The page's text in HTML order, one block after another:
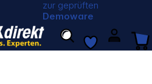
zur geprüften
Demoware